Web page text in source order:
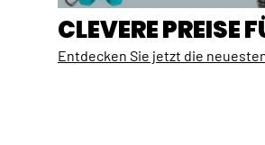
CLEVERE PREISE
Entdecken Sie jetzt die